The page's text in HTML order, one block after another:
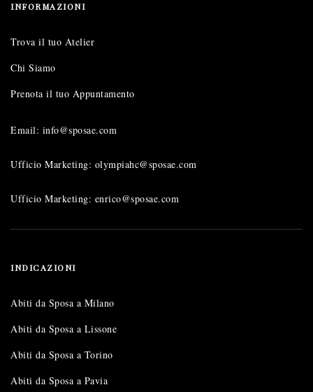
INFORMAZIONI
Trova il tuo Atelier
Chi Siamo
Prenota il tuo Appuntamento
Email: info@sposae.com
Ufficio Marketing: olympiahc@sposae.com
Ufficio Marketing: enrico@sposae.com
INDICAZIONI
Abiti da Sposa a Milano
Abiti da Sposa a Lissone
Abiti da Sposa a Torino
Abiti da Sposa a Pavia